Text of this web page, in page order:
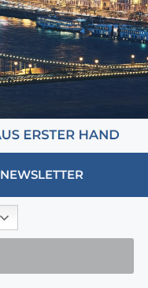
NEWSLETTER